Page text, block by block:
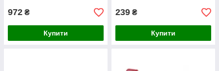
972 ₴
Купити
239 ₴
Купити